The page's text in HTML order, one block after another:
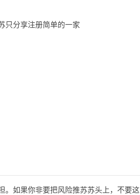
只分享注册简单的一家
。如果你非要把风险推苏苏头上，不要这